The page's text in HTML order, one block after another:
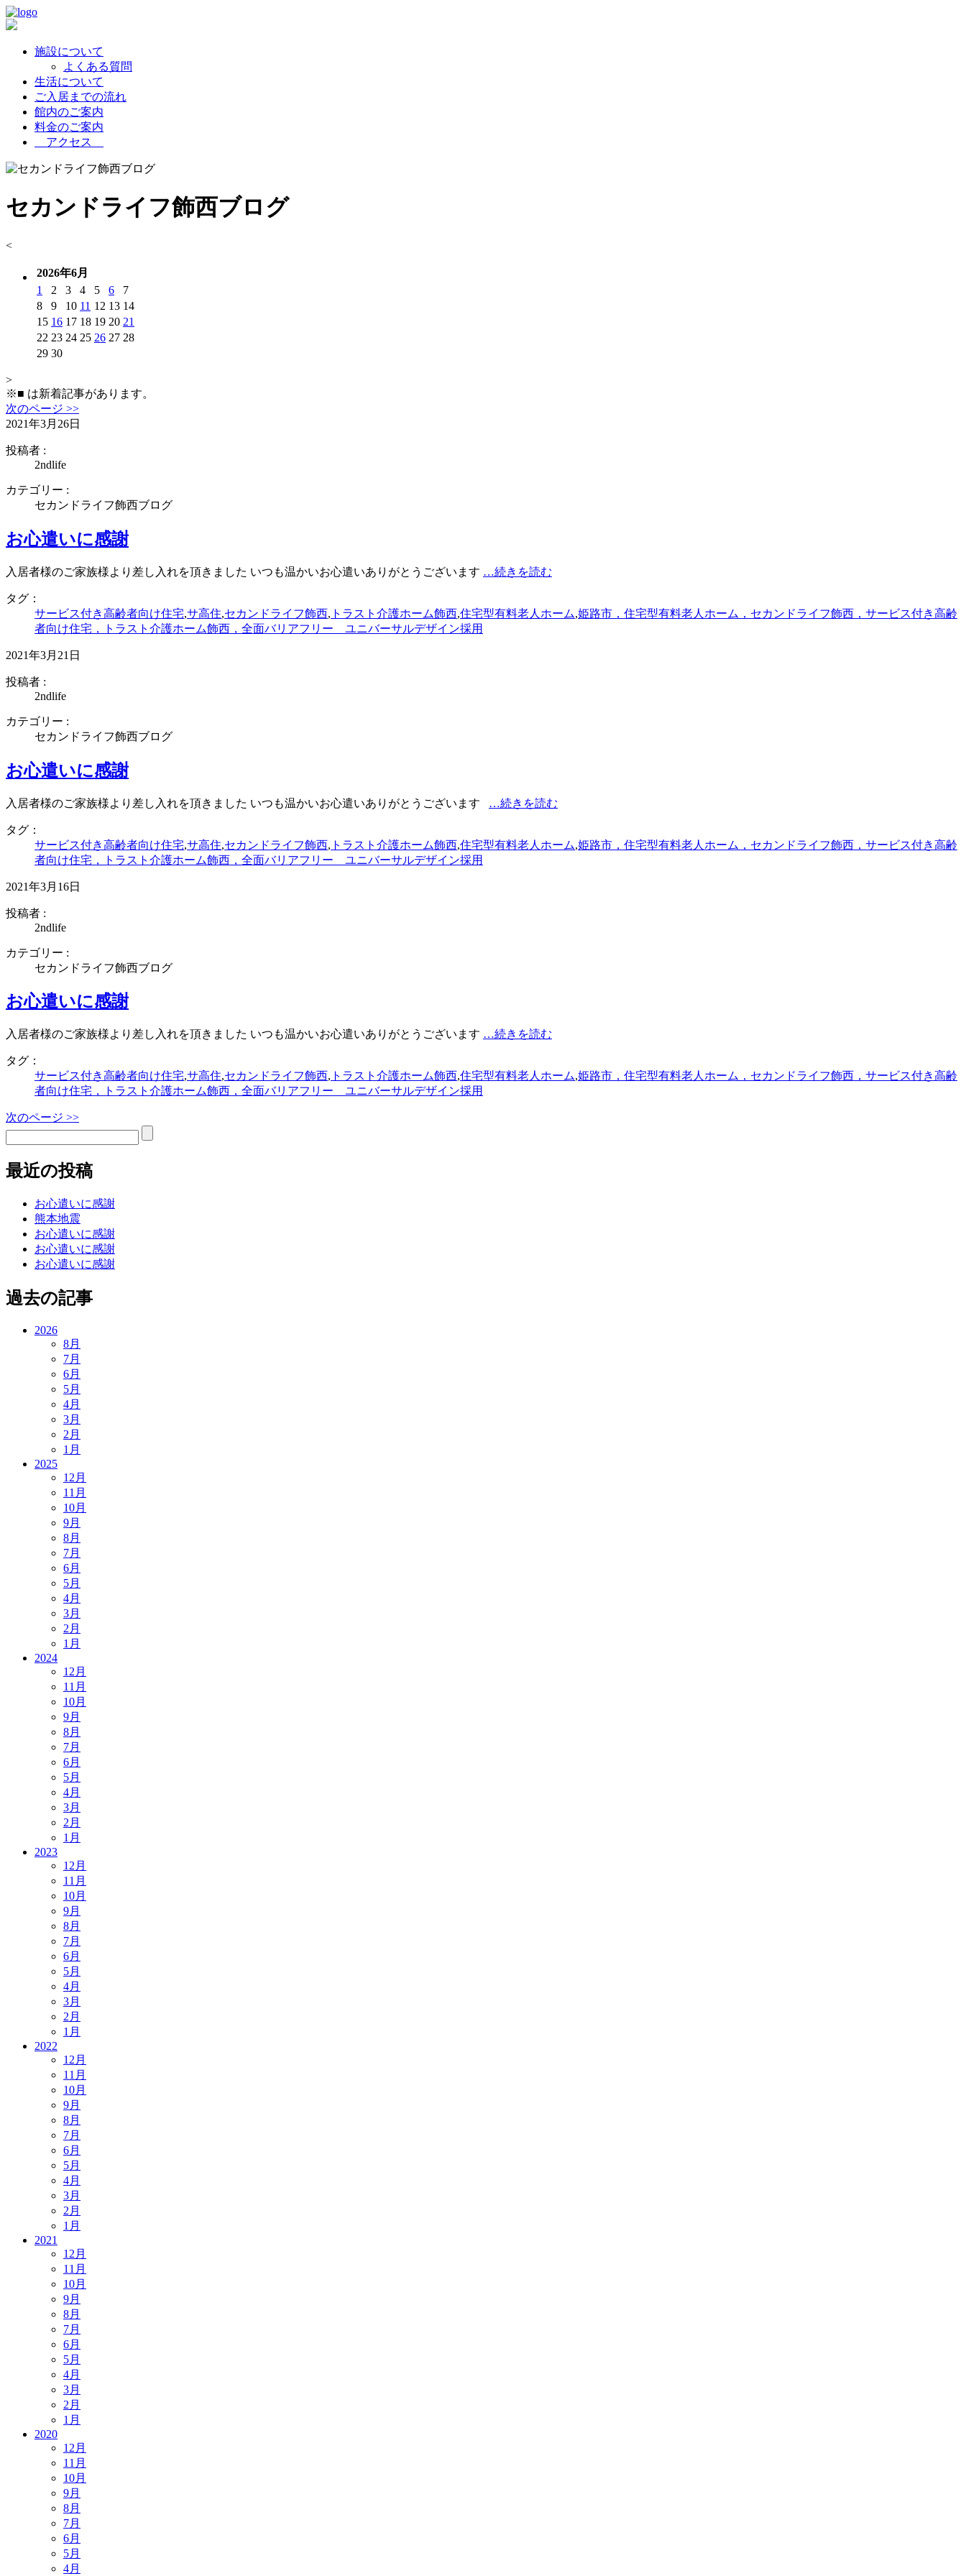
施設について
よくある質問
生活について
ご入居までの流れ
館内のご案内
料金のご案内
アクセス
セカンドライフ飾西ブログ
<
2026年6月
1
2 3 4 5 6
7
8
9 10 11 12 13 14
15 16 17 18 19 20 21
22 23 24 25 26 27 28
29 30
1
2 3 4 5 6
7
8
9 10
15 16 17
29
2026年8月
1
2 3
8
9 10 11 12 13 14
22 23 24 25 26 27 28
29 30 31
2026年3月
15 16 17 18 19 20 21
22 23 24 25 26 27 28
29 30 31
1
8
9 10
15
22 23 24 25 26 27 28
2026年5月
1
2 3 4 5 6
7
8
9 10 11 12 13 14
29 30 31
>
※■ は新着記事があります。
次のページ >>
2021年3月26日
投稿者 :
2ndlife
カテゴリー :
セカンドライフ飾西ブログ
お心遣いに感謝
入居者様のご家族様より差し入れを頂きました いつも温かいお心遣いありがとうございます …続きを読む
タグ：
サービス付き高齢者向け住宅,サ高住,セカンドライフ飾西, トラスト介護ホーム飾西,住宅型有料老人ホーム,姫路市，住宅型有料老人ホーム，セカンドライフ飾西，サービス付き高齢
者向け住宅，トラスト介護ホーム飾西，全面バリアフリー ユニバーサルデザイン採用
2021年3月21日
投稿者 :
2ndlife
カテゴリー :
セカンドライフ飾西ブログ
お心遣いに感謝
入居者様のご家族様より差し入れを頂きました いつも温かいお心遣いありがとうございます …続きを読む
タグ：
サービス付き高齢者向け住宅,サ高住,セカンドライフ飾西, トラスト介護ホーム飾西,住宅型有料老人ホーム,姫路市，住宅型有料老人ホーム，セカンドライフ飾西，サービス付き高齢
者向け住宅，トラスト介護ホーム飾西，全面バリアフリー ユニバーサルデザイン採用
2021年3月16日
投稿者 :
2ndlife
カテゴリー :
セカンドライフ飾西ブログ
お心遣いに感謝
入居者様のご家族様より差し入れを頂きました いつも温かいお心遣いありがとうございます …続きを読む
タグ：
サービス付き高齢者向け住宅,サ高住,セカンドライフ飾西, トラスト介護ホーム飾西,住宅型有料老人ホーム,姫路市，住宅型有料老人ホーム，セカンドライフ飾西，サービス付き高齢
者向け住宅，トラスト介護ホーム飾西，全面バリアフリー ユニバーサルデザイン採用
次のページ >>
最近の投稿
お心遣いに感謝
熊本地震
お心遣いに感謝
お心遣いに感謝
お心遣いに感謝
過去の記事
2026
8月
7月
6月
5月
4月
3月
2月
1月
2025
12月
11月
10月
9月
8月
7月
6月
5月
4月
3月
2月
1月
2024
12月
11月
10月
9月
8月
7月
6月
5月
4月
3月
2月
1月
2023
12月
11月
10月
9月
8月
7月
6月
5月
4月
3月
2月
1月
2022
12月
11月
10月
9月
8月
7月
6月
5月
4月
3月
2月
1月
2021
12月
11月
10月
9月
8月
7月
6月
5月
4月
3月
2月
1月
2020
12月
11月
10月
9月
8月
7月
6月
5月
4月